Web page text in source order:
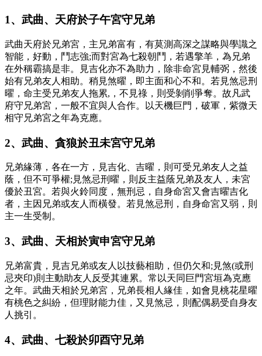
1、武曲、天府於子午宮守兄弟
武曲天府於兄弟宮，主兄弟富有，有莫測高深之謀略與學識之
智能，好動，鬥志強;而對宮為七殺朝鬥，若遇擎羊，為兄弟
在外稱霸搞是非。見吉化亦不為助力，除非命宮見輔弼，然後
始有兄弟友人相助。稍見煞曜，即主面和心不和。若見煞忌刑
曜，命主受兄弟友人拖累,，不見祿，則受剝削爭奪。故凡武
府守兄弟宮，一般不宜與人合作。以天機巨門，破軍，紫微天
相守兄弟宮之年為克應。
2、武曲、貪狼於丑未宮守兄弟
兄弟緣薄，各在一方，見吉化、吉曜，則可受兄弟友人之益
蔭，但不可爭權;見煞忌刑曜，則反主益蔭兄弟及友人，未宮
優於丑宮。若與火鈴同度，無刑忌，自身命宮又會吉曜吉化
者，主因兄弟或友人而橫發。若見煞忌刑，自身命宮又弱，則
主一生受制。
3、武曲、天相於寅申宮守兄弟
兄弟富貴，見吉兄弟或友人以技藝相助，但仍欠和;見煞(或刑
忌夾印)則主動助友人反受其連累。常以天同巨門宮垣為克應
之年。武曲天相於兄弟宮，兄弟長相人緣佳，如會見桃花星曜
有桃色之糾紛，但理財能力佳，又見煞忌，則配偶易受自身友
人挑引。
4、武曲、七殺於卯酉守兄弟